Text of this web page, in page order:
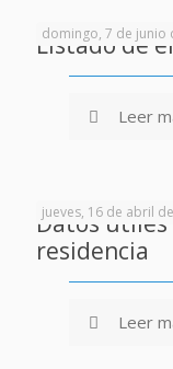
domingo, 7 de junio
Listado de
Leer
jueves, 16 de abril
Datos
residencia
Leer